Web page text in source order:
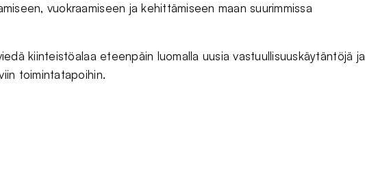
vuokraamiseen ja kehittämiseen maan suurimmissa
kiinteistöalaa eteenpäin luomalla uusia vastuullisuuskäytäntöjä ja
toimintatapoihin.